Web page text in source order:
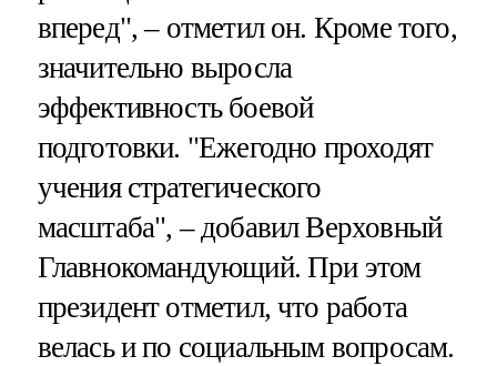
вперед", – отметил он. Кроме того,
значительно выросла
эффективность боевой
подготовки. "Ежегодно проходят
учения стратегического
масштаба", – добавил Верховный
Главнокомандующий. При этом
президент отметил, что работа
велась и по социальным вопросам.